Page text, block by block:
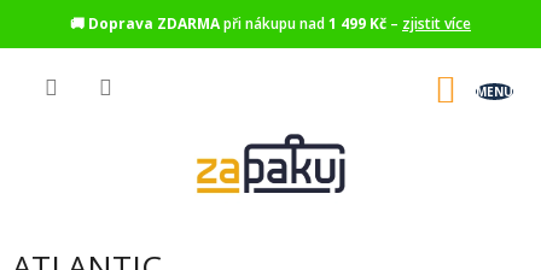
🚚 Doprava ZDARMApři nákupu nad1 499 Kč – zjistit více